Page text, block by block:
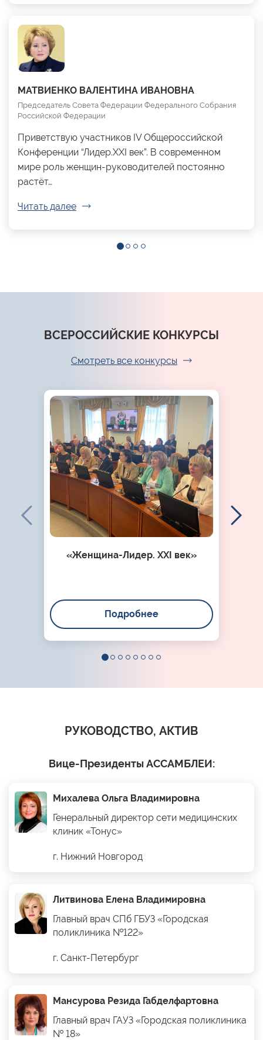
МАТВИЕНКО ВАЛЕНТИНА ИВАНОВНА
Председатель Совета Федерации Федерального Собрания
Российской Федерации
Приветствую участников IV Общероссийской
Конференции “Лидер.XXI век”. В современном
мире роль женщин-руководителей постоянно
растёт…
Читать далее
ВСЕРОССИЙСКИЕ КОНКУРСЫ
Смотреть все конкурсы
«Женщина-Лидер. XXI век»
Подробнее
РУКОВОДСТВО, АКТИВ
Вице-Президенты АССАМБЛЕИ:
Михалева Ольга Владимировна
Генеральный директор сети медицинских
клиник «Тонус»
г. Нижний Новгород
Литвинова Елена Владимировна
Главный врач СПб ГБУЗ «Городская
поликлиника №122»
г. Санкт-Петербург
Мансурова Резида Габделфартовна
Главный врач ГАУЗ «Городская поликлиника
№ 18»